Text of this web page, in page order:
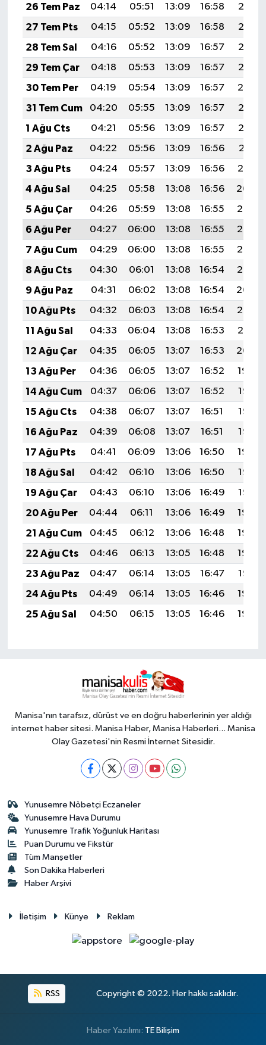
26 Tem Paz
04:14 05:51 13:09 16:58
20:17
27 Tem Pts
04:15 05:52 13:09 16:58
20:16
28 Tem Sal
04:16 05:52 13:09 16:57
20:15
29 Tem Çar
04:18 05:53 13:09 16:57
20:15
30 Tem Per
04:19 05:54 13:09 16:57
20:14
31 Tem Cum
04:20 05:55 13:09 16:57
20:13
1 Ağu Cts
04:21 05:56 13:09 16:57
20:12
2 Ağu Paz
04:22 05:56 13:09 16:56
20:11
3 Ağu Pts
04:24 05:57 13:09 16:56
20:10
4 Ağu Sal
04:25 05:58 13:08 16:56
20:09
5 Ağu Çar
04:26 05:59 13:08 16:55
20:08
6 Ağu Per
04:27 06:00 13:08 16:55
20:07
7 Ağu Cum
04:29 06:00 13:08 16:55
20:06
8 Ağu Cts
04:30 06:01 13:08 16:54
20:05
9 Ağu Paz
04:31 06:02 13:08 16:54
20:04
10 Ağu Pts
04:32 06:03 13:08 16:54
20:03
11 Ağu Sal
04:33 06:04 13:08 16:53
20:01
12 Ağu Çar
04:35 06:05 13:07 16:53
20:00
13 Ağu Per
04:36 06:05 13:07 16:52
19:59
14 Ağu Cum
04:37 06:06 13:07 16:52
19:58
15 Ağu Cts
04:38 06:07 13:07 16:51
19:57
16 Ağu Paz
04:39 06:08 13:07 16:51
19:56
17 Ağu Pts
04:41 06:09 13:06 16:50
19:54
18 Ağu Sal
04:42 06:10 13:06 16:50
19:53
19 Ağu Çar
04:43 06:10 13:06 16:49
19:52
20 Ağu Per
04:44 06:11 13:06 16:49
19:50
21 Ağu Cum
04:45 06:12 13:06 16:48
19:49
22 Ağu Cts
04:46 06:13 13:05 16:48
19:48
23 Ağu Paz
04:47 06:14 13:05 16:47
19:47
24 Ağu Pts
04:49 06:14 13:05 16:46
19:45
25 Ağu Sal
04:50 06:15 13:05 16:46 19:44
Manisa'nın tarafsız, dürüst ve en doğru haberlerinin yer aldığı
internet haber sitesi. Manisa Haber, Manisa Haberleri... Manisa
Olay Gazetesi'nin Resmi İnternet Sitesidir.
Yunusemre Nöbetçi Eczaneler
Yunusemre Hava Durumu
Yunusemre Trafik Yoğunluk Haritası
Puan Durumu ve Fikstür
Tüm Manşetler
Son Dakika Haberleri
Haber Arşivi
İletişim Künye Reklam
RSS Copyright © 2022. Her hakkı saklıdır.
Haber Yazılımı: TE Bilişim